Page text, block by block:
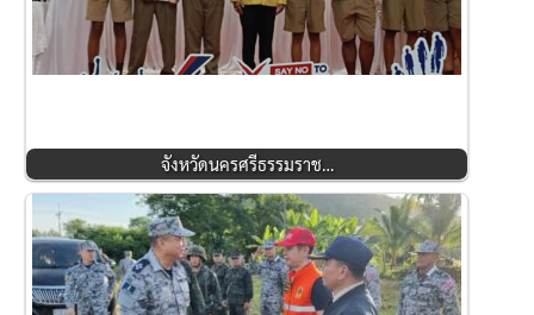
จังหวัดนครศรีธรรมราช…